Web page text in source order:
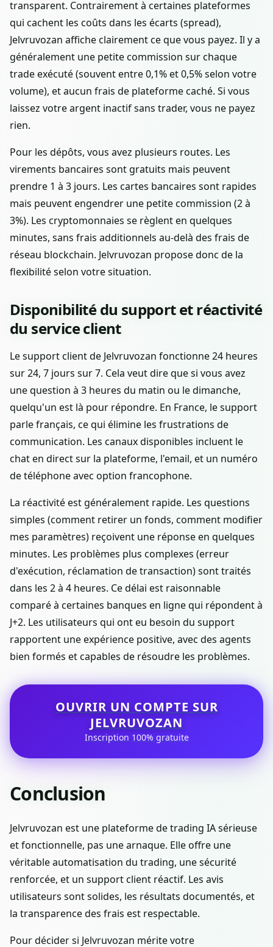
transparent. Contrairement à certaines plateformes
qui cachent les coûts dans les écarts (spread),
Jelvruvozan affiche clairement ce que vous payez. Il y a
généralement une petite commission sur chaque
trade exécuté (souvent entre 0,1% et 0,5% selon votre
volume), et aucun frais de plateforme caché. Si vous
laissez votre argent inactif sans trader, vous ne payez
rien.
Pour les dépôts, vous avez plusieurs routes. Les
virements bancaires sont gratuits mais peuvent
prendre 1 à 3 jours. Les cartes bancaires sont rapides
mais peuvent engendrer une petite commission (2 à
3%). Les cryptomonnaies se règlent en quelques
minutes, sans frais additionnels au-delà des frais de
réseau blockchain. Jelvruvozan propose donc de la
flexibilité selon votre situation.
Disponibilité du support et réactivité
du service client
Le support client de Jelvruvozan fonctionne 24 heures
sur 24, 7 jours sur 7. Cela veut dire que si vous avez
une question à 3 heures du matin ou le dimanche,
quelqu'un est là pour répondre. En France, le support
parle français, ce qui élimine les frustrations de
communication. Les canaux disponibles incluent le
chat en direct sur la plateforme, l'email, et un numéro
de téléphone avec option francophone.
La réactivité est généralement rapide. Les questions
simples (comment retirer un fonds, comment modifier
mes paramètres) reçoivent une réponse en quelques
minutes. Les problèmes plus complexes (erreur
d'exécution, réclamation de transaction) sont traités
dans les 2 à 4 heures. Ce délai est raisonnable
comparé à certaines banques en ligne qui répondent à
J+2. Les utilisateurs qui ont eu besoin du support
rapportent une expérience positive, avec des agents
bien formés et capables de résoudre les problèmes.
OUVRIR UN COMPTE SUR
JELVRUVOZAN
Inscription 100% gratuite
Conclusion
Jelvruvozan est une plateforme de trading IA sérieuse
et fonctionnelle, pas une arnaque. Elle offre une
véritable automatisation du trading, une sécurité
renforcée, et un support client réactif. Les avis
utilisateurs sont solides, les résultats documentés, et
la transparence des frais est respectable.
Pour décider si Jelvruvozan mérite votre